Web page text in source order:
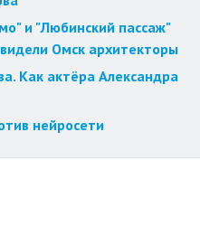
и "Любинский пассаж"
Омск архитекторы
Как актёра Александра
нейросети